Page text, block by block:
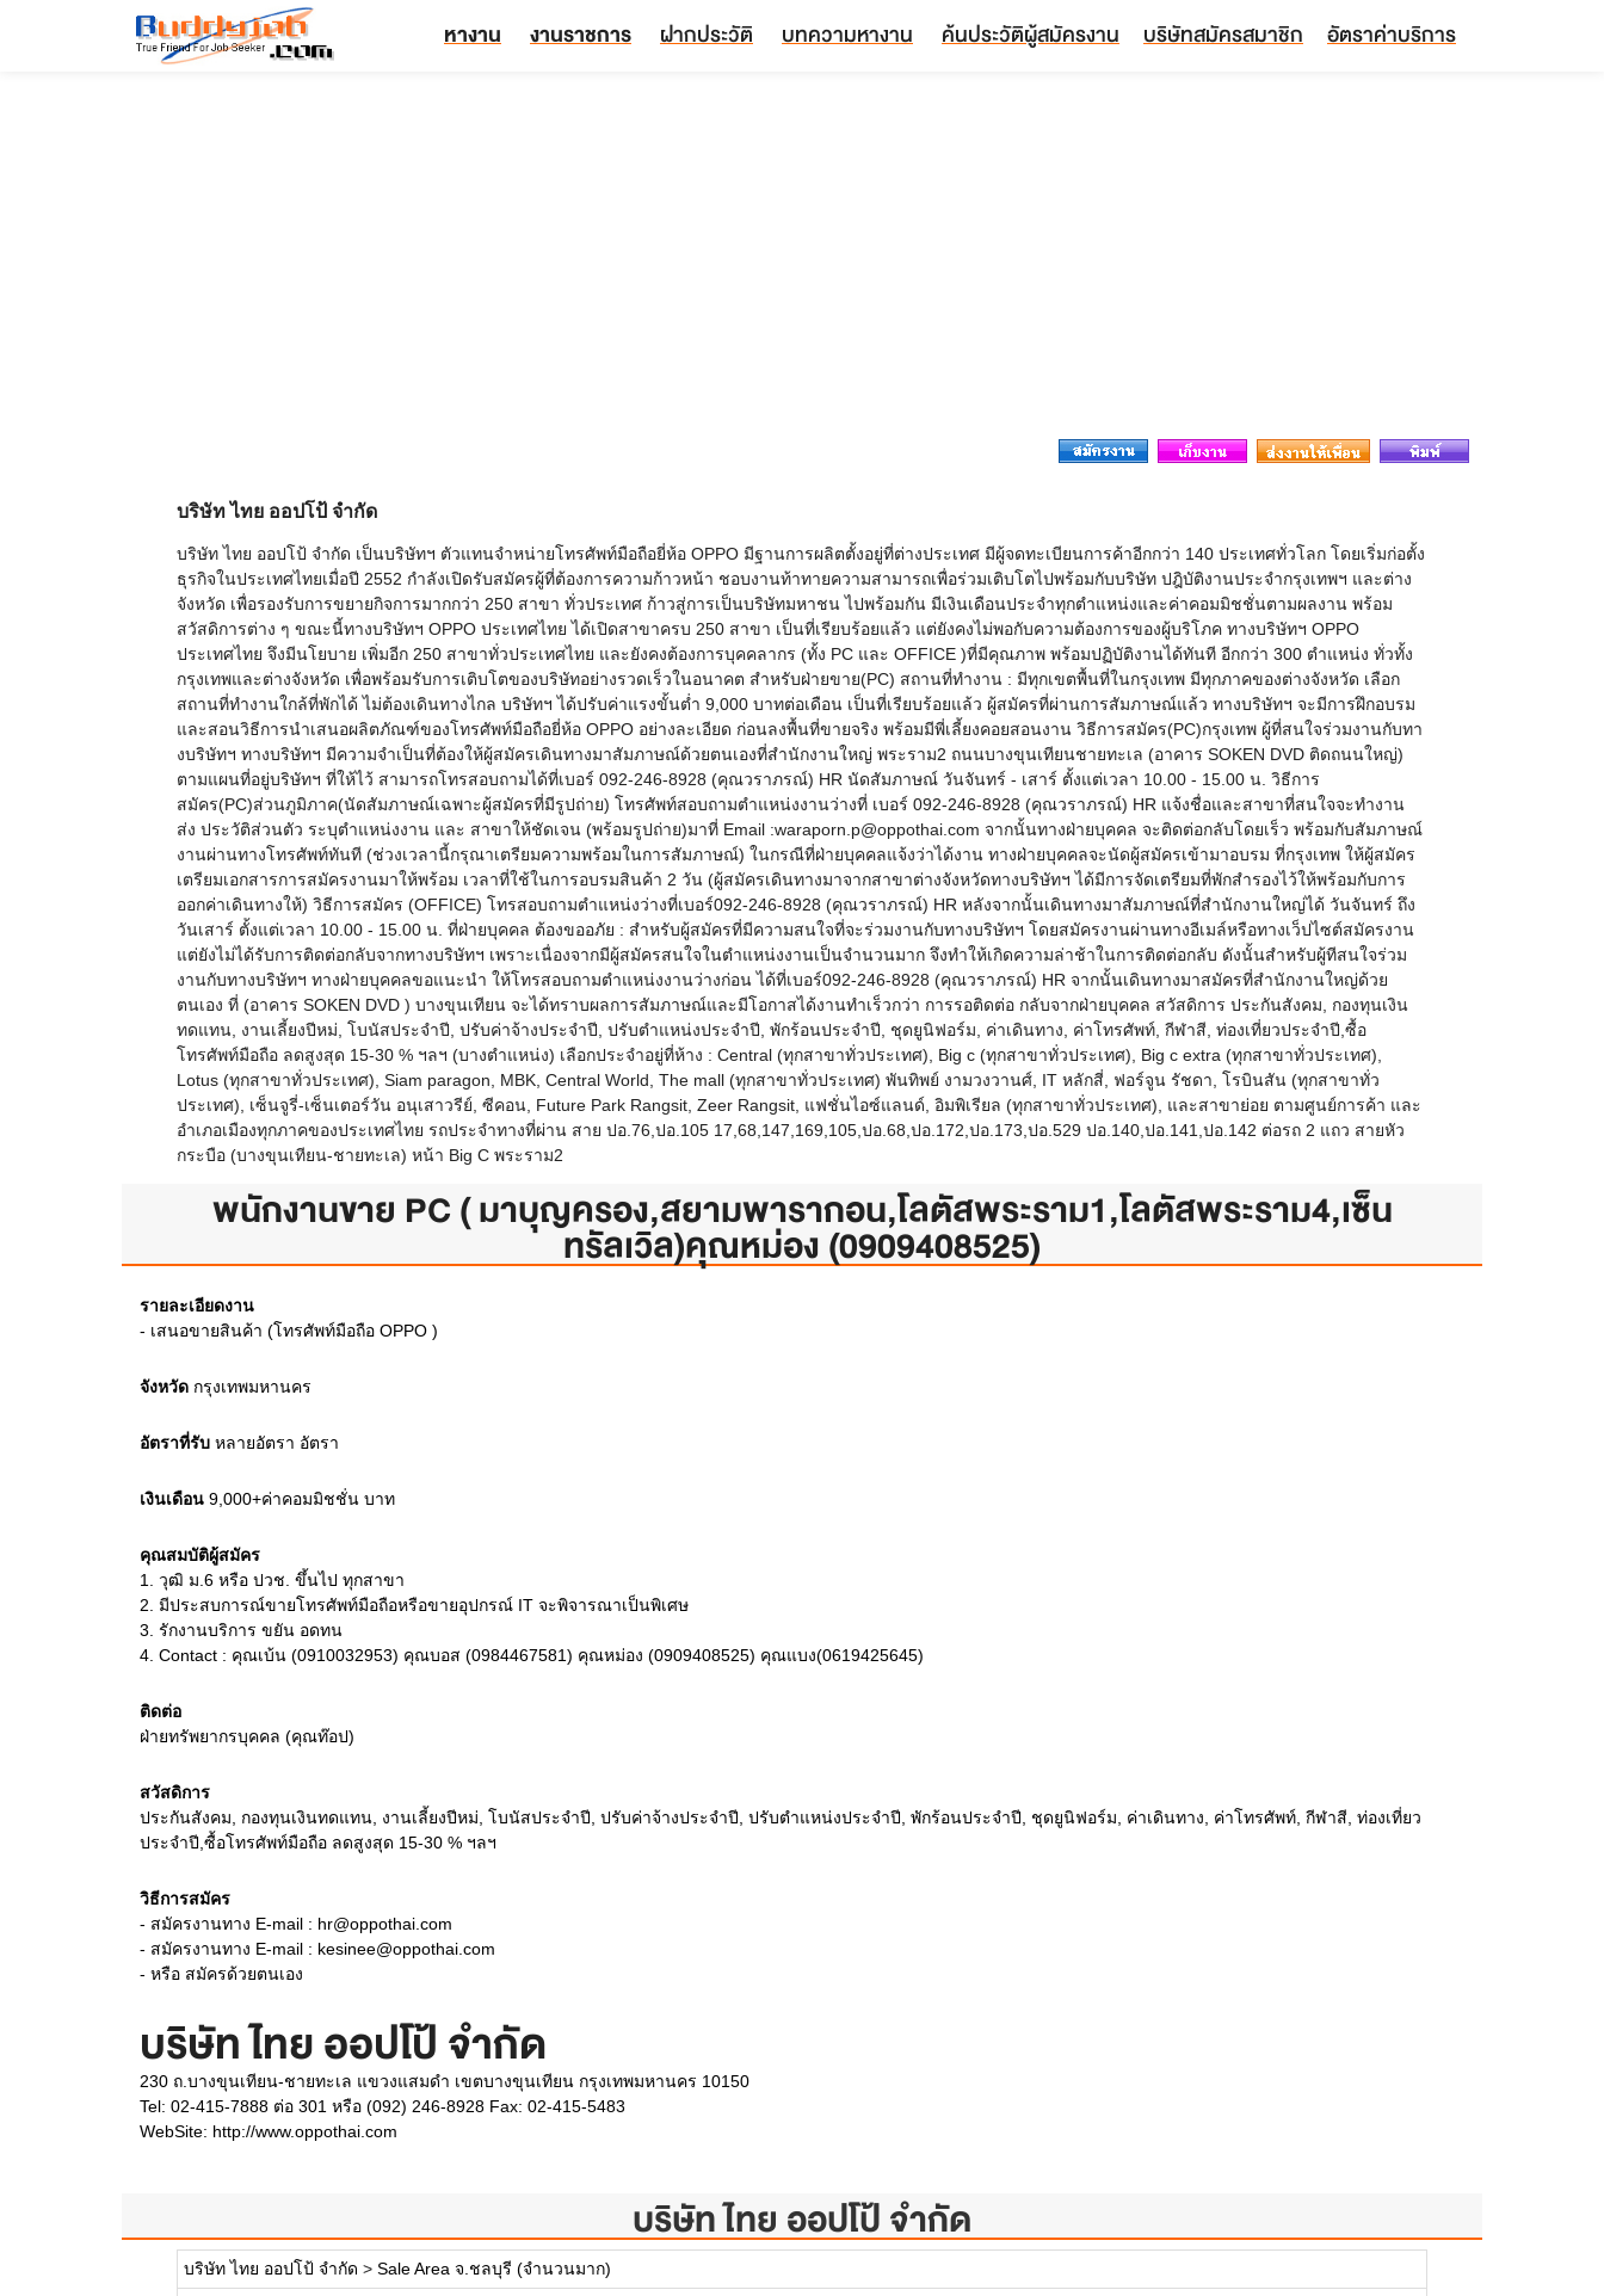
หางาน งานราชการ ฝากประวัติ บทความหางาน ค้นประวัติผู้สมัครงาน บริษัทสมัครสมาชิก อัตราค่าบริการ
บริษัท ไทย ออปโป้ จำกัด
บริษัท ไทย ออปโป้ จำกัด เป็นบริษัทฯ ตัวแทนจำหน่ายโทรศัพท์มือถือยี่ห้อ OPPO มีฐานการผลิตตั้งอยู่ที่ต่างประเทศ มีผู้จดทะเบียนการค้าอีกกว่า 140 ประเทศทั่วโลก โดยเริ่มก่อตั้ง
ธุรกิจในประเทศไทยเมื่อปี 2552 กำลังเปิดรับสมัครผู้ที่ต้องการความก้าวหน้า ชอบงานท้าทายความสามารถเพื่อร่วมเติบโตไปพร้อมกับบริษัท ปฎิบัติงานประจำกรุงเทพฯ และต่าง
จังหวัด เพื่อรองรับการขยายกิจการมากกว่า 250 สาขา ทั่วประเทศ ก้าวสู่การเป็นบริษัทมหาชน ไปพร้อมกัน มีเงินเดือนประจำทุกตำแหน่งและค่าคอมมิชชั่นตามผลงาน พร้อม
สวัสดิการต่าง ๆ ขณะนี้ทางบริษัทฯ OPPO ประเทศไทย ได้เปิดสาขาครบ 250 สาขา เป็นที่เรียบร้อยแล้ว แต่ยังคงไม่พอกับความต้องการของผู้บริโภค ทางบริษัทฯ OPPO
ประเทศไทย จึงมีนโยบาย เพิ่มอีก 250 สาขาทั่วประเทศไทย และยังคงต้องการบุคคลากร (ทั้ง PC และ OFFICE )ที่มีคุณภาพ พร้อมปฏิบัติงานได้ทันที อีกกว่า 300 ตำแหน่ง ทั่วทั้ง
กรุงเทพและต่างจังหวัด เพื่อพร้อมรับการเติบโตของบริษัทอย่างรวดเร็วในอนาคต สำหรับฝ่ายขาย(PC) สถานที่ทำงาน : มีทุกเขตพื้นที่ในกรุงเทพ มีทุกภาคของต่างจังหวัด เลือก
สถานที่ทำงานใกล้ที่พักได้ ไม่ต้องเดินทางไกล บริษัทฯ ได้ปรับค่าแรงขั้นต่ำ 9,000 บาทต่อเดือน เป็นที่เรียบร้อยแล้ว ผู้สมัครที่ผ่านการสัมภาษณ์แล้ว ทางบริษัทฯ จะมีการฝึกอบรม
และสอนวิธีการนำเสนอผลิตภัณฑ์ของโทรศัพท์มือถือยี่ห้อ OPPO อย่างละเอียด ก่อนลงพื้นที่ขายจริง พร้อมมีพี่เลี้ยงคอยสอนงาน วิธีการสมัคร(PC)กรุงเทพ ผู้ที่สนใจร่วมงานกับทา
งบริษัทฯ ทางบริษัทฯ มีความจำเป็นที่ต้องให้ผู้สมัครเดินทางมาสัมภาษณ์ด้วยตนเองที่สำนักงานใหญ่ พระราม2 ถนนบางขุนเทียนชายทะเล (อาคาร SOKEN DVD ติดถนนใหญ่)
ตามแผนที่อยู่บริษัทฯ ที่ให้ไว้ สามารถโทรสอบถามได้ที่เบอร์ 092-246-8928 (คุณวราภรณ์) HR นัดสัมภาษณ์ วันจันทร์ - เสาร์ ตั้งแต่เวลา 10.00 - 15.00 น. วิธีการ
สมัคร(PC)ส่วนภูมิภาค(นัดสัมภาษณ์เฉพาะผู้สมัครที่มีรูปถ่าย) โทรศัพท์สอบถามตำแหน่งงานว่างที่ เบอร์ 092-246-8928 (คุณวราภรณ์) HR แจ้งชื่อและสาขาที่สนใจจะทำงาน
ส่ง ประวัติส่วนตัว ระบุตำแหน่งงาน และ สาขาให้ชัดเจน (พร้อมรูปถ่าย)มาที่ Email :waraporn.p@oppothai.com จากนั้นทางฝ่ายบุคคล จะติดต่อกลับโดยเร็ว พร้อมกับสัมภาษณ์
งานผ่านทางโทรศัพท์ทันที (ช่วงเวลานี้กรุณาเตรียมความพร้อมในการสัมภาษณ์) ในกรณีที่ฝ่ายบุคคลแจ้งว่าได้งาน ทางฝ่ายบุคคลจะนัดผู้สมัครเข้ามาอบรม ที่กรุงเทพ ให้ผู้สมัคร
เตรียมเอกสารการสมัครงานมาให้พร้อม เวลาที่ใช้ในการอบรมสินค้า 2 วัน (ผู้สมัครเดินทางมาจากสาขาต่างจังหวัดทางบริษัทฯ ได้มีการจัดเตรียมที่พักสำรองไว้ให้พร้อมกับการ
ออกค่าเดินทางให้) วิธีการสมัคร (OFFICE) โทรสอบถามตำแหน่งว่างที่เบอร์092-246-8928 (คุณวราภรณ์) HR หลังจากนั้นเดินทางมาสัมภาษณ์ที่สำนักงานใหญ่ได้ วันจันทร์ ถึง
วันเสาร์ ตั้งแต่เวลา 10.00 - 15.00 น. ที่ฝ่ายบุคคล ต้องขออภัย : สำหรับผู้สมัครที่มีความสนใจที่จะร่วมงานกับทางบริษัทฯ โดยสมัครงานผ่านทางอีเมล์หรือทางเว็ปไซต์สมัครงาน
แต่ยังไม่ได้รับการติดต่อกลับจากทางบริษัทฯ เพราะเนื่องจากมีผู้สมัครสนใจในตำแหน่งงานเป็นจำนวนมาก จึงทำให้เกิดความล่าช้าในการติดต่อกลับ ดังนั้นสำหรับผู้ทีสนใจร่วม
งานกับทางบริษัทฯ ทางฝ่ายบุคคลขอแนะนำ ให้โทรสอบถามตำแหน่งงานว่างก่อน ได้ที่เบอร์092-246-8928 (คุณวราภรณ์) HR จากนั้นเดินทางมาสมัครที่สำนักงานใหญ่ด้วย
ตนเอง ที่ (อาคาร SOKEN DVD ) บางขุนเทียน จะได้ทราบผลการสัมภาษณ์และมีโอกาสได้งานทำเร็วกว่า การรอติดต่อ กลับจากฝ่ายบุคคล สวัสดิการ ประกันสังคม, กองทุนเงิน
ทดแทน, งานเลี้ยงปีหม่, โบนัสประจำปี, ปรับค่าจ้างประจำปี, ปรับตำแหน่งประจำปี, พักร้อนประจำปี, ชุดยูนิฟอร์ม, ค่าเดินทาง, ค่าโทรศัพท์, กีฬาสี, ท่องเที่ยวประจำปี,ซื้อ
โทรศัพท์มือถือ ลดสูงสุด 15-30 % ฯลฯ (บางตำแหน่ง) เลือกประจำอยู่ที่ห้าง : Central (ทุกสาขาทั่วประเทศ), Big c (ทุกสาขาทั่วประเทศ), Big c extra (ทุกสาขาทั่วประเทศ),
Lotus (ทุกสาขาทั่วประเทศ), Siam paragon, MBK, Central World, The mall (ทุกสาขาทั่วประเทศ) พันทิพย์ งามวงวานศ์, IT หลักสี่, ฟอร์จูน รัชดา, โรบินสัน (ทุกสาขาทั่ว
ประเทศ), เซ็นจูรี่-เซ็นเตอร์วัน อนุเสาวรีย์, ซีคอน, Future Park Rangsit, Zeer Rangsit, แฟชั่นไอซ์แลนด์, อิมพิเรียล (ทุกสาขาทั่วประเทศ), และสาขาย่อย ตามศูนย์การค้า และ
อำเภอเมืองทุกภาคของประเทศไทย รถประจำทางที่ผ่าน สาย ปอ.76,ปอ.105 17,68,147,169,105,ปอ.68,ปอ.172,ปอ.173,ปอ.529 ปอ.140,ปอ.141,ปอ.142 ต่อรถ 2 แถว สายหัว
กระบือ (บางขุนเทียน-ชายทะเล) หน้า Big C พระราม2
พนักงานขาย PC ( มาบุญครอง,สยามพารากอน,โลตัสพระราม1,โลตัสพระราม4,เซ็น
ทรัลเวิล)คุณหม่อง (0909408525)
รายละเอียดงาน
- เสนอขายสินค้า (โทรศัพท์มือถือ OPPO )
จังหวัด กรุงเทพมหานคร
อัตราที่รับ หลายอัตรา อัตรา
เงินเดือน 9,000+ค่าคอมมิชชั่น บาท
คุณสมบัติผู้สมัคร
1.
วุฒิ ม.6 หรือ ปวช. ขึ้นไป ทุกสาขา
2. มีประสบการณ์ขายโทรศัพท์มือถือหรือขายอุปกรณ์ IT จะพิจารณาเป็นพิเศษ
3. รักงานบริการ ขยัน อดทน
4. Contact : คุณเบ้น (0910032953) คุณบอส (0984467581) คุณหม่อง (0909408525) คุณแบง(0619425645)
ติดต่อ
ฝ่ายทรัพยากรบุคคล (คุณท๊อป)
สวัสดิการ
ประกันสังคม, กองทุนเงินทดแทน, งานเลี้ยงปีหม่, โบนัสประจำปี, ปรับค่าจ้างประจำปี, ปรับตำแหน่งประจำปี, พักร้อนประจำปี, ชุดยูนิฟอร์ม, ค่าเดินทาง, ค่าโทรศัพท์, กีฬาสี, ท่องเที่ยว
ประจำปี,ซื้อโทรศัพท์มือถือ ลดสูงสุด 15-30 % ฯลฯ
วิธีการสมัคร
- สมัครงานทาง E-mail : hr@oppothai.com
- สมัครงานทาง E-mail : kesinee@oppothai.com
- หรือ สมัครด้วยตนเอง
บริษัท ไทย ออปโป้ จำกัด
230 ถ.บางขุนเทียน-ชายทะเล แขวงแสมดำ เขตบางขุนเทียน กรุงเทพมหานคร 10150
Tel: 02-415-7888 ต่อ 301 หรือ (092) 246-8928 Fax: 02-415-5483
WebSite: http://www.oppothai.com
บริษัท ไทย ออปโป้ จำกัด
บริษัท ไทย ออปโป้ จำกัด > Sale Area จ.ชลบุรี (จำนวนมาก)